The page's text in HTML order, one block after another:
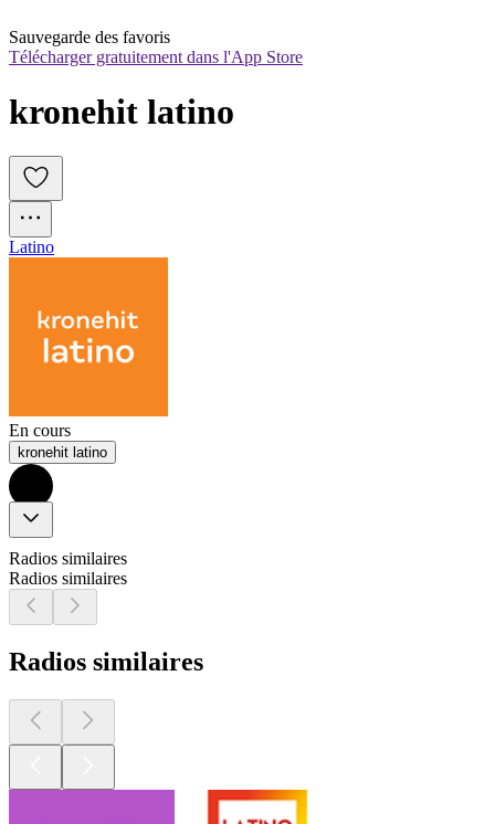
Sauvegarde des favoris
Télécharger gratuitement dans l'App Store
kronehit latino
Latino
En cours
kronehit latino
Radios similaires
Radios similaires
Radios similaires